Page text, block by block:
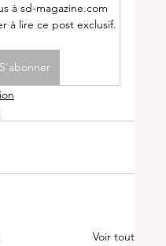
à sd-magazine.com
à lire ce post exclusif.
S'abonner
Voir tout